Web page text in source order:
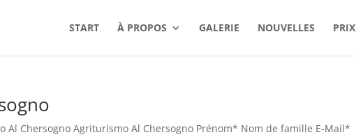
START À PROPOS GALERIE NOUVELLES PRIX
Al Chersogno Agriturismo Al Chersogno Prénom* Nom de famille E-Mail*